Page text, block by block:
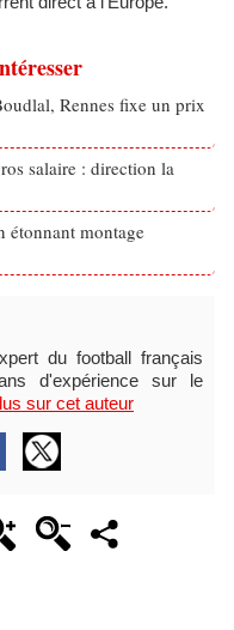
Rennes fixe un prix
salaire : direction la
étonnant montage
du football français
d'expérience sur le
sur cet auteur